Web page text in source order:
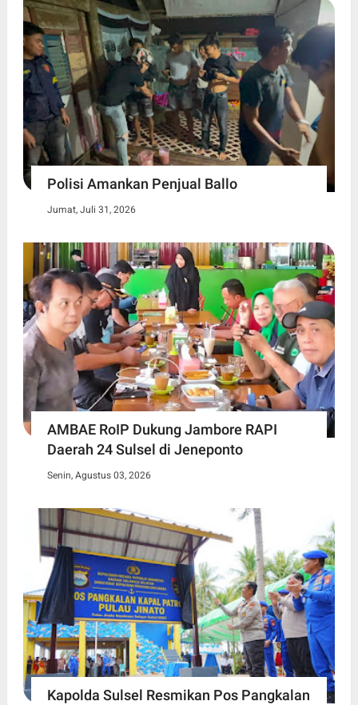
Polisi Amankan Penjual Ballo
Jumat, Juli 31, 2026
AMBAE RoIP Dukung Jambore RAPI
Daerah 24 Sulsel di Jeneponto
Senin, Agustus 03, 2026
Kapolda Sulsel Resmikan Pos Pangkalan